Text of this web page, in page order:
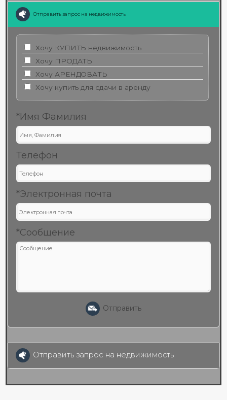
Отправить запрос на недвижимость
Хочу КУПИТЬ недвижимость
Хочу ПРОДАТЬ
Хочу АРЕНДОВАТЬ
Хочу купить для сдачи в аренду
*Имя Фамилия
Телефон
*Электронная почта
*Сообщение
Отправить
Отправить запрос на недвижимость